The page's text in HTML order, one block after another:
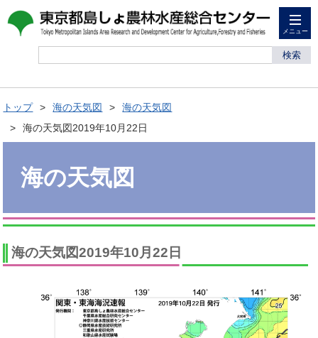
メニュー
検索
トップ 海の天気図
海の天気図
海の天気図2019年10月22日
海の天気図
海の天気図2019年10月22日